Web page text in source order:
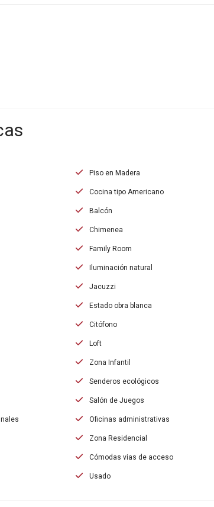
Piso en Madera
Cocina tipo Americano
Balcón
Chimenea
Family Room
Iluminación natural
Jacuzzi
Estado obra blanca
Citófono
Loft
Zona Infantil
Senderos ecológicos
Salón de Juegos
Oficinas administrativas
Zona Residencial
Cómodas vias de acceso
Usado